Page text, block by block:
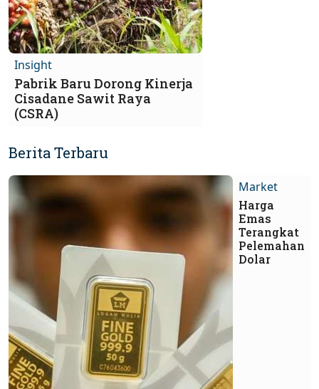
Insight
Pabrik Baru Dorong Kinerja
Cisadane Sawit Raya
(CSRA)
Berita Terbaru
Market
Harga
Emas
Terangkat
Pelemahan
Dolar